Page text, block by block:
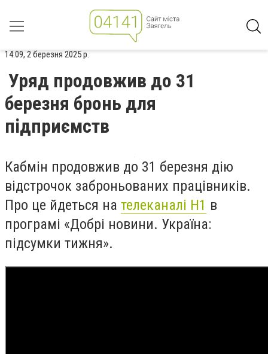
14:09, 2 березня 2025 р.
Уряд продовжив до 31
березня бронь для
підприємств
Кабмін продовжив до 31 березня дію
відстрочок заброньованих працівників.
Про це йдеться на телеканалі Н1 в
програмі «Добрі новини. Україна:
підсумки тижня».